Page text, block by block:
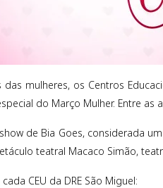
mulheres, os Centros
do Março Mulher. Entre
de Bia Goes, considerada
teatral Macaco Simão,
CEU da DRE São Miguel: